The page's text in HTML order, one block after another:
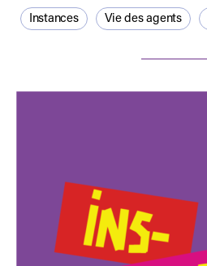
Instances Vie des agents